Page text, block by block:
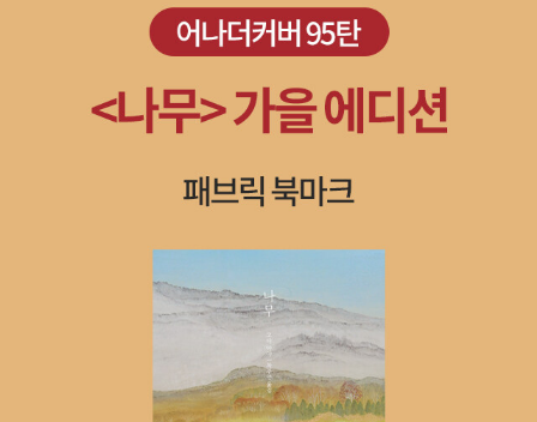
일 선상이라고 말하고 있다.​📎'미국 독립선언문은 함무라비 법전과
마찬가지로 그 당시 그 시대의 문서만이 아니었고, 후손들에 의해서
도 받아들여졌다. 미국의 학생들은 2백 년이 넘는 기간 동안 그것을
베끼고 암송해왔다.이 두 문서는 우리에게 명백한 딜레마를 제시한
하지만, 미국인들에 따르면 모든 사람이 평등한 반면 바빌론인들에
옳고 미국인들이 틀렸다고 받아칠 것이다. 사실은 모두가 틀렸다. 함
무라비나 미국 건국의 아버지들은 모두 평등이나 위계질서 같은 보편
적이고 변치 않는 정의의 원리가 지배하는 현실을 상상했지만, 그런
보편적 원리가 존재하는 장소는 오직 한 곳, 사피엔스의 풍부한 상상
전략과 그 결과로서의 ‘확장된 표현형’뿐만 아니라, 그 부작용(side-
effect)이나 오작동(malfunction)이다. ‘눈먼 유전자’들의 전략은
언제나 직접적으로 정확하게 목표한 타깃에 들어맞는 것은 아니다.
때문에, “우리 유전자 안에 없다(Not in our genes)!”라는 반박도
론’일 뿐이다). 즉, 진화는 적응(adaptation)의 산물이면서 동시에
(스티븐 제이 굴드의 표현을 빌면) 외적응/굴절적응(ex-adaptatio
n 혹은 exaptation)의 산물이기도 하다(지젝, <이라크>, 83쪽). 좀
더 쉽게 말하면, 진화는 ‘의도한 적응’과 ‘의도하지 않은 적응’의 복합
적 산물이다(가령, ‘의도하지 않은 아이’ 때문에 ‘할 수 없이’ 결혼하는
커플들도 있지 않은가!). 그래서 뒤집어 말하면, “우리 안에 없다!”는
것조차도 ‘조물주-유전자’의 확장된 손(=섭리)이 만들어낸 ‘효과’일
뿐이며, 유전자의 메시지(=편지)는 반드시 목적지에 도착한다(다만